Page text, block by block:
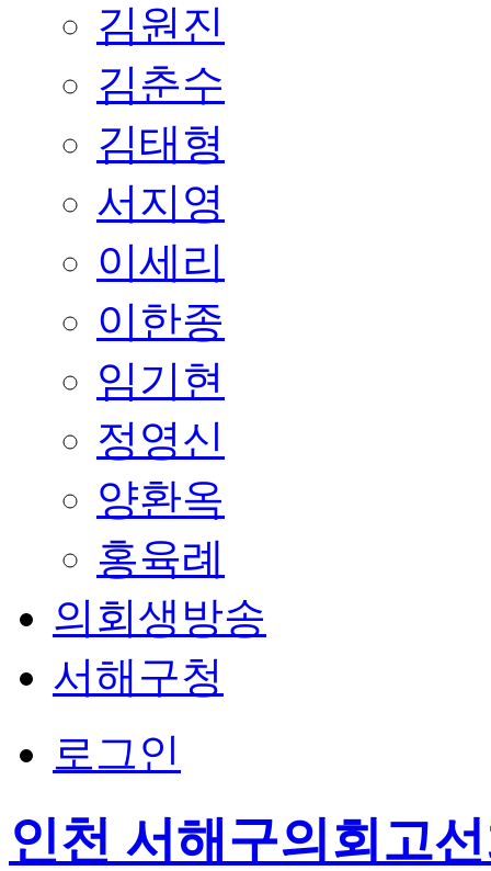
김원진
김춘수
김태형
서지영
이세리
이한종
임기현
정영신
양환옥
홍육례
의회생방송
서해구청
로그인
인천 서해구의회 고